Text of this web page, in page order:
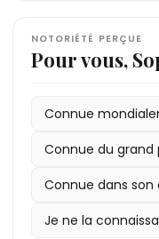
NOTORIÉTÉ PERÇUE
Pour vous,
Connue
Connue du grand
Connue dans son
Je ne la